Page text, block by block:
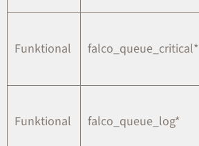
Funktional falco_queue_critical*
Funktional falco_queue_log*